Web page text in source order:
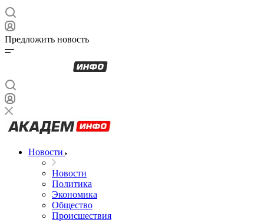
Предложить новость
Новости
Новости
Политика
Экономика
Общество
Происшествия